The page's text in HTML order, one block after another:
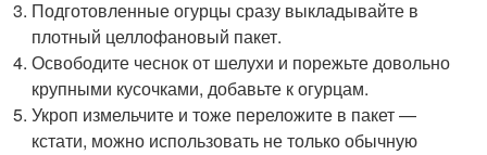
Подготовленные огурцы сразу выкладывайте в
плотный целлофановый пакет.
Освободите чеснок от шелухи и порежьте довольно
крупными кусочками, добавьте к огурцам.
Укроп измельчите и тоже переложите в пакет —
кстати, можно использовать не только обычную